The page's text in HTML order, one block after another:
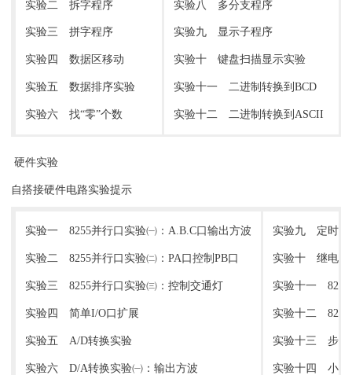
实验二 拆字程序
实验三 拼字程序
实验四 数据区移动
实验五 数据排序实验
实验六 找“零”个数
实验八 多分支程序
实验九 显示子程序
实验十 键盘扫描显示实验
实验十一 二进制转换到BCD
实验十二 二进制转换到ASCII
硬件实验
自搭接硬件电路实验提示
实验一 8255并行口实验㈠：A.B.C口输出方波
实验二 8255并行口实验㈡：PA口控制PB口
实验三 8255并行口实验㈢：控制交通灯
实验四 简单I/O口扩展
实验五 A/D转换实验
实验六 D/A转换实验㈠：输出方波
实验九 定时／
实验十 继电器
实验十一 8251
实验十二 8251
实验十三 步进
实验十四 小直